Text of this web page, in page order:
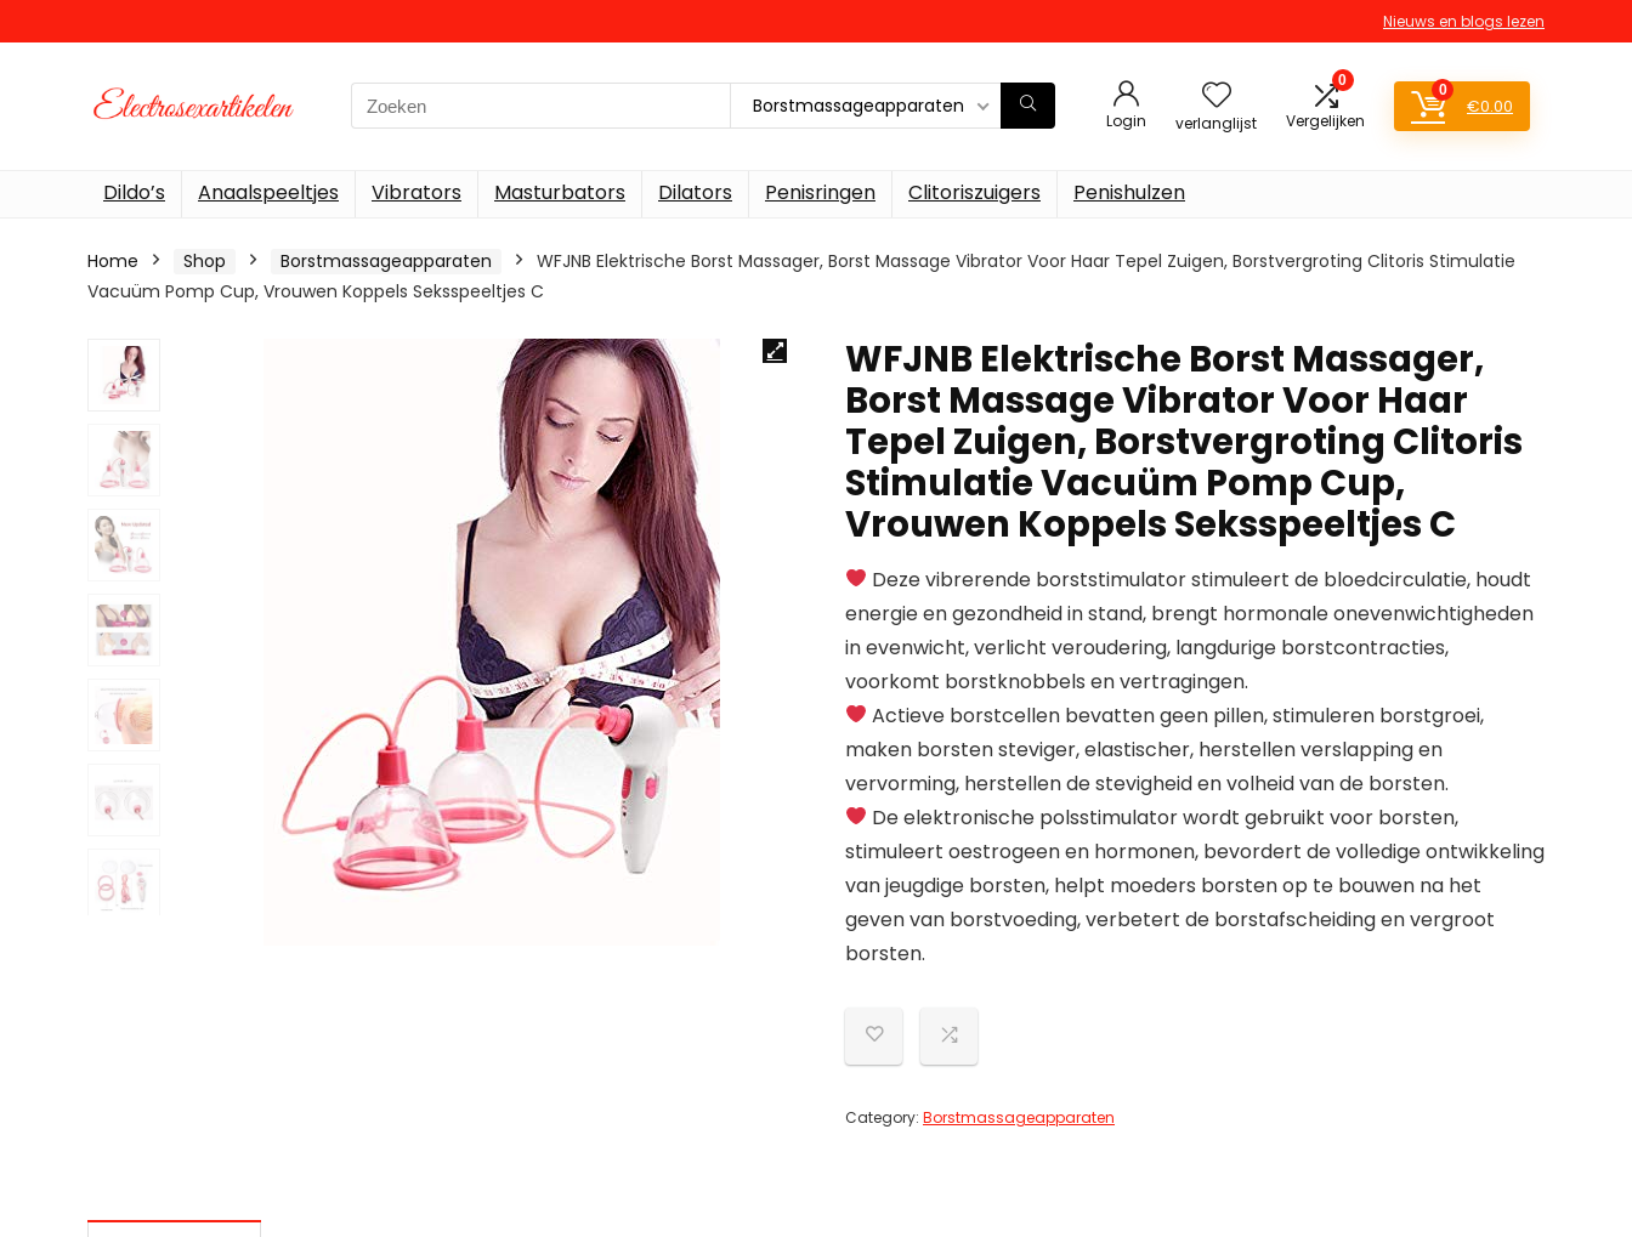
Nieuws en blogs lezen
Search
for:
Borstmassageapparaten
Login verlanglijst
0
Vergelijken
0
€0.00
Dildo’s Anaalspeeltjes Vibrators Masturbators Dilators Penisringen Clitoriszuigers Penishulzen
Home Shop Borstmassageapparaten
WFJNB Elektrische Borst Massager, Borst Massage Vibrator Voor Haar Tepel Zuigen, Borstvergroting Clitoris Stimulatie
Vacuüm Pomp Cup, Vrouwen Koppels Seksspeeltjes C
WFJNB Elektrische Borst Massager,
Borst Massage Vibrator Voor Haar
Tepel Zuigen, Borstvergroting Clitoris
Stimulatie Vacuüm Pomp Cup,
Vrouwen Koppels Seksspeeltjes C
Deze vibrerende borststimulator stimuleert de bloedcirculatie, houdt
energie en gezondheid in stand, brengt hormonale onevenwichtigheden
in evenwicht, verlicht veroudering, langdurige borstcontracties,
voorkomt borstknobbels en vertragingen.
Actieve borstcellen bevatten geen pillen, stimuleren borstgroei,
maken borsten steviger, elastischer, herstellen verslapping en
vervorming, herstellen de stevigheid en volheid van de borsten.
De elektronische polsstimulator wordt gebruikt voor borsten,
stimuleert oestrogeen en hormonen, bevordert de volledige ontwikkeling
van jeugdige borsten, helpt moeders borsten op te bouwen na het
geven van borstvoeding, verbetert de borstafscheiding en vergroot
borsten.
Category: Borstmassageapparaten